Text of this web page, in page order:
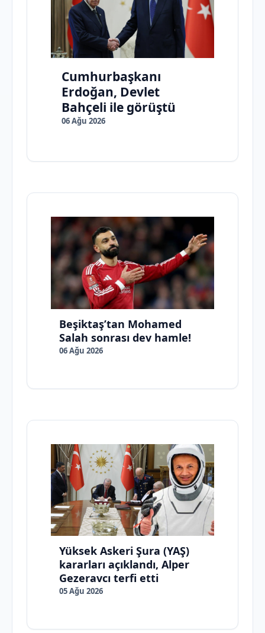
Cumhurbaşkanı
Erdoğan, Devlet
Bahçeli ile görüştü
06 Ağu 2026
Beşiktaş’tan Mohamed
Salah sonrası dev hamle!
06 Ağu 2026
Yüksek Askeri Şura (YAŞ)
kararları açıklandı, Alper
Gezeravcı terfi etti
05 Ağu 2026